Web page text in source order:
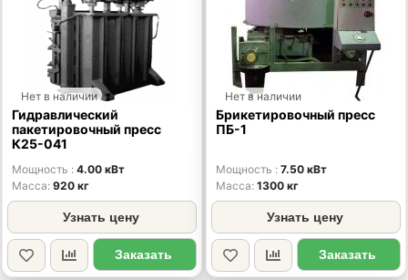
Нет в наличии
Гидравлический
пакетировочный пресс
К25-041
Мощность
4.00 кВт
Масса 920 кг
Узнать цену
Заказать
Нет в наличии
Брикетировочный пресс
ПБ-1
Мощность
7.50 кВт
Масса 1300 кг
Узнать цену
Заказать